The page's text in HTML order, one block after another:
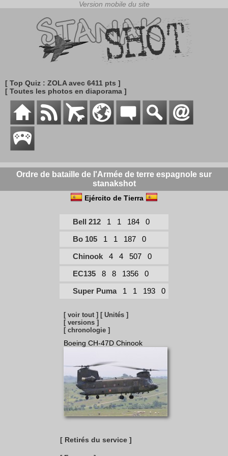
[ Top Quiz : ZOLA avec 6411 pts ]
[ Toutes les photos en diaporama ]
Ordre de bataille de l'Armée de terre espagnole sur
stanakshot
Ejército de Tierra
Bell 212 1 1 184
0
Bo 105
1 1 187
0
Chinook
4 4 507
0
EC135
8 8 1356
0
Super Puma
1 1 193 0
[ voir tout ] [ Unités ]
[ versions ]
[ chronologie ]
Boeing CH-47D Chinook
[ Retirés du service ]